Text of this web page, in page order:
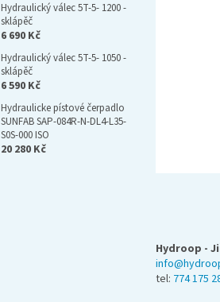
Hydraulický válec 5T-5- 1200 -
sklápěč
6 690 Kč
Hydraulický válec 5T-5- 1050 -
sklápěč
6 590 Kč
Hydraulicke pístové čerpadlo
SUNFAB SAP-084R-N-DL4-L35-
S0S-000 ISO
20 280 Kč
Hydroop -
tel: 774 175